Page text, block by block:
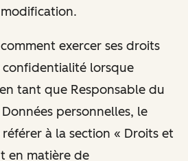
exercer ses droits
confidentialité lorsque
tant que Responsable du
personnelles, le
à la section « Droits et
en matière de